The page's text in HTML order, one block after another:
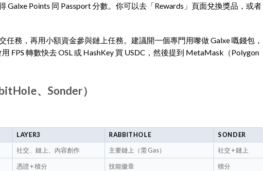
Galxe Points 同 Passport 分數。你可以去「Rewards」頁面兌換獎品，或者
務，再用小額資金參與鏈上任務。建議開一個專門用嚟做 Galxe 嘅錢包，
FPS 轉數快去 OSL 或 HashKey 買 USDC，然後提到 MetaMask（Polygon
、Sonder）
LAYER3 RABBITHOLE
SONDER
社交、鏈上、內容創作 主要鏈上（需 Gas） 社交 + 鏈上
憑證 + 積分 技能徽章 積分